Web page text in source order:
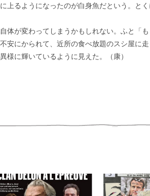
上るようになったのが白身魚だという。と
体が変わってしまうかもしれない。ふと「
安にかられて、近所の食べ放題のスシ屋に
に輝いているように見えた。（康）